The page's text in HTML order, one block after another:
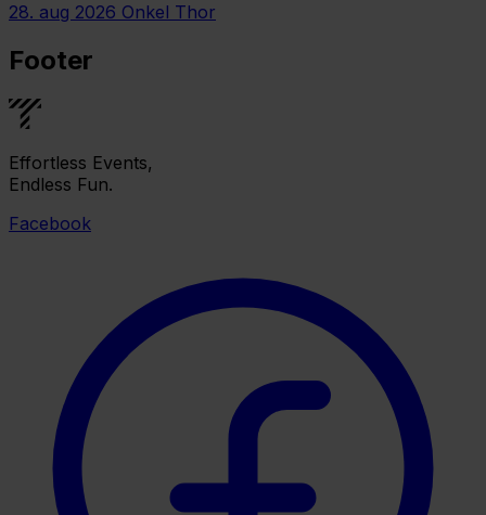
28. aug 2026 Onkel Thor
Footer
Effortless Events,
Endless Fun.
Facebook